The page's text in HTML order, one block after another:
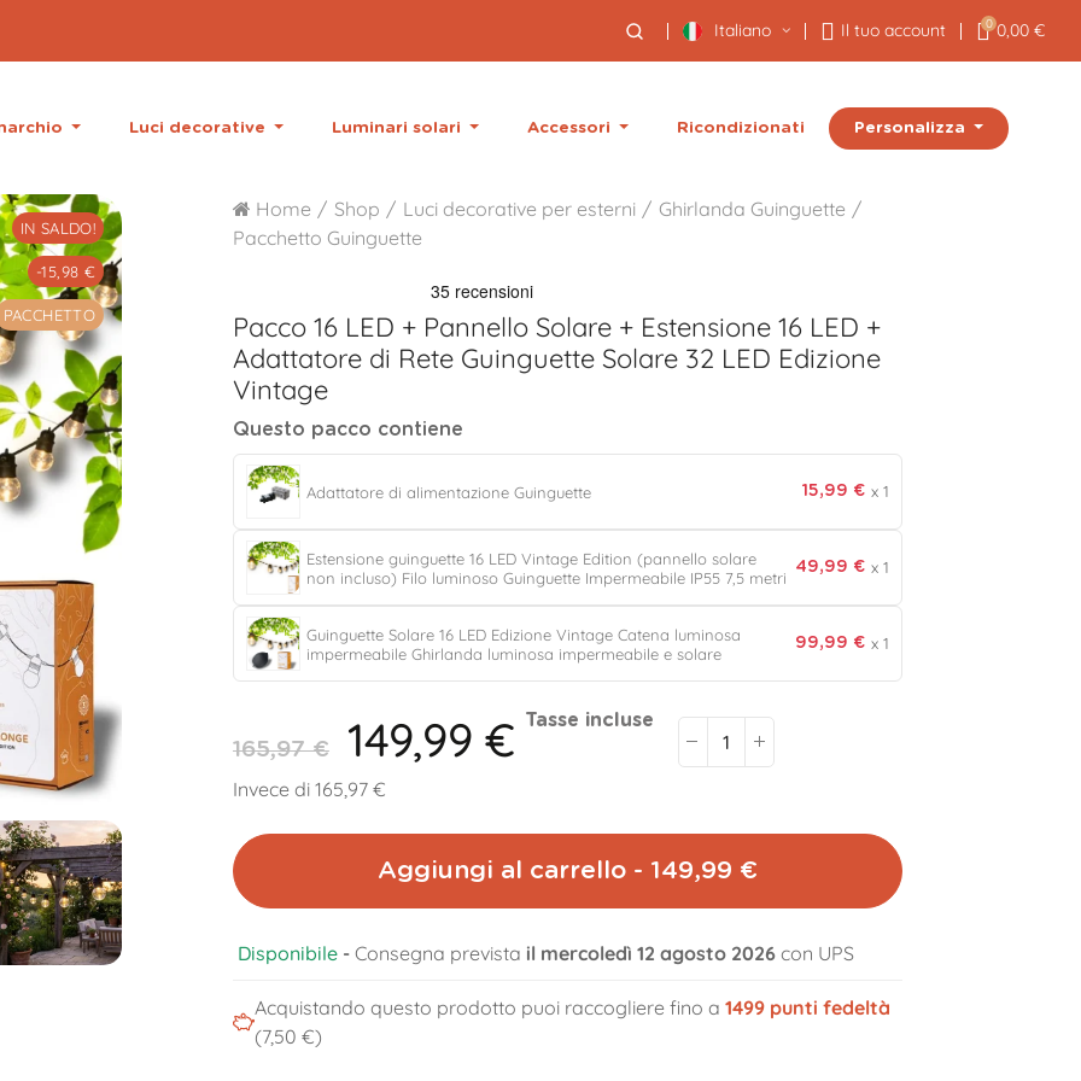
Italiano Il tuo account 0 0,00 €
Luci decorative Luminari solari Accessori Ricondizionati Personalizza
volume_off
IN SALDO!
-15,98 €
PACCHETTO
Home Shop Luci decorative per esterni
Ghirlanda Guinguette
Pacchetto Guinguette
Pacco 16 LED + Pannello Solare + Estensione 16 LED +
Adattatore di ReteGuinguette Solare 32 LED Edizione
Vintage
Questo pacco contiene
Adattatore di alimentazione Guinguette 15,99 € x 1
Estensione guinguette 16 LED Vintage Edition (pannello solare
non incluso) Filo luminoso Guinguette Impermeabile IP55 7,5 metri
49,99 € x 1
Guinguette Solare 16 LED Edizione Vintage Catena luminosa
impermeabile Ghirlanda luminosa impermeabile e solare
99,99 € x 1
165,97 € 149,99 € Tasse incluse
Invece di 165,97 €
Aggiungi al carrello - 149,99 €
Disponibile- Consegna prevista il mercoledì 12 agosto 2026 con UPS
Acquistando questo prodotto puoi raccogliere fino a1499 punti fedeltà
(7,50 €)